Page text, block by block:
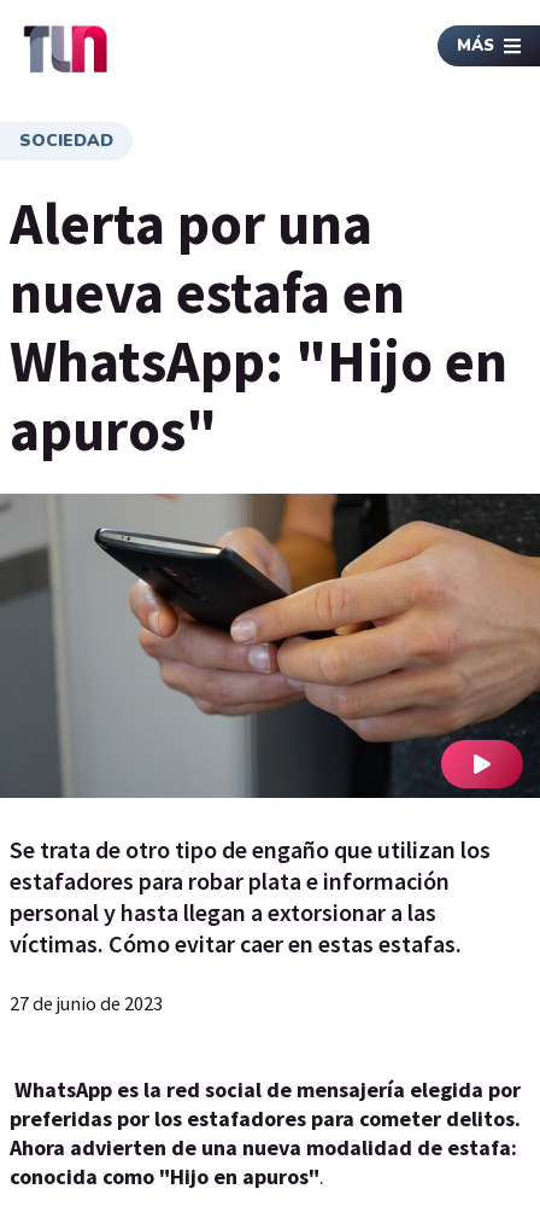
MÁS
SOCIEDAD
Alerta por una
nueva estafa en
WhatsApp: "Hijo en
apuros"
Se trata de otro tipo de engaño que utilizan los
estafadores para robar plata e información
personal y hasta llegan a extorsionar a las
víctimas. Cómo evitar caer en estas estafas.
27 de junio de 2023
WhatsApp es la red social de mensajería elegida por
preferidas por los estafadores para cometer delitos.
Ahora advierten de una nueva modalidad de estafa:
conocida como "Hijo en apuros".